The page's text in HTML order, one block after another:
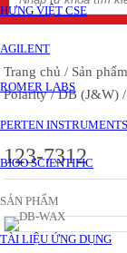
HƯNG VIỆT CSE
AGILENT
ROMER LABS
PERTEN INSTRUMENTS
BIOO SCIENTIFIC
SẢN PHẨM
TÀI LIỆU ỨNG DỤNG
Trang chủ / Sản phẩm
Polarity/ DB (J&W)
123-7312